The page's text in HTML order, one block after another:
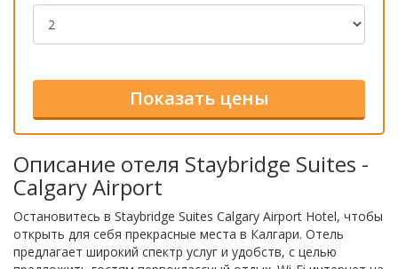
Описание отеля Staybridge Suites -
Calgary Airport
Остановитесь в Staybridge Suites Calgary Airport Hotel, чтобы
открыть для себя прекрасные места в Калгари. Отель
предлагает широкий спектр услуг и удобств, с целью